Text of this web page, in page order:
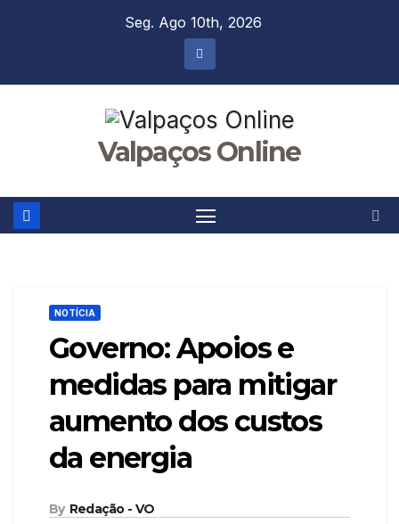
Seg. Ago 10th, 2026
Valpaços Online
NOTÍCIA
Governo: Apoios e
medidas para mitigar
aumento dos custos
da energia
By Redação - VO